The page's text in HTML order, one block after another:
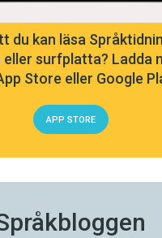
du kan läsa
surfplatta? Ladda
Store eller Google
APP STORE